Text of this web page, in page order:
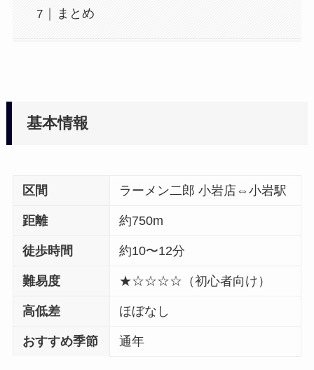
まとめ
基本情報
区間 ラーメン二郎 小岩店⇔小岩駅
距離 約750m
徒歩時間 約10〜12分
難易度 ★☆☆☆☆（初心者向け）
高低差 ほぼなし
おすすめ季節 通年